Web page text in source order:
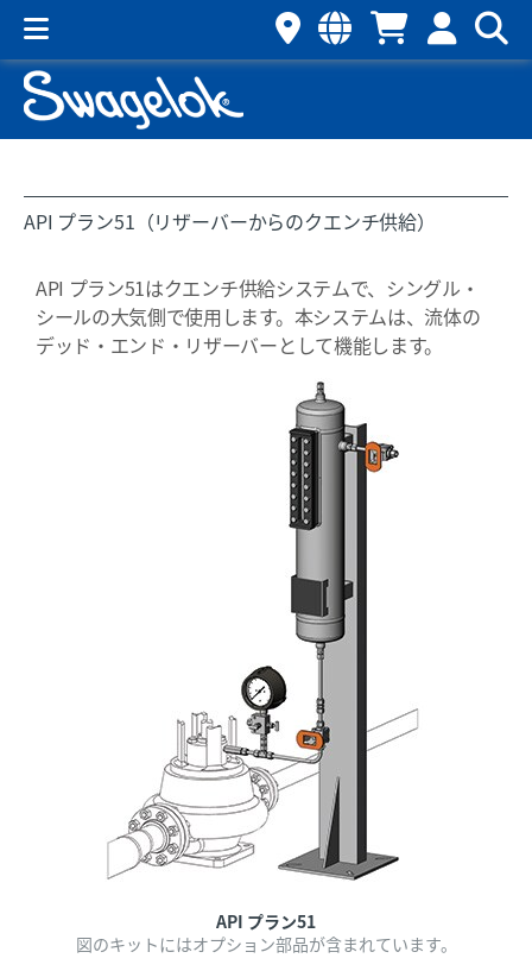
API プラン51（リザーバーからのクエンチ供給）
API プラン51はクエンチ供給システムで、シングル・
シールの大気側で使用します。本システムは、流体の
デッド・エンド・リザーバーとして機能します。
API プラン51
図のキットにはオプション部品が含まれています。